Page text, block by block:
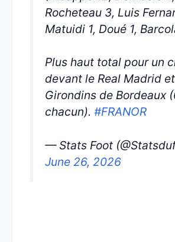
Rocheteau 3, Luis
Matuidi 1, Doué 1,
Plus haut total pour un
devant le Real Madrid
Girondins de Bordeaux
chacun). #FRANOR
— Stats Foot
June 26, 2026